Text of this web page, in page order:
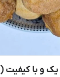
کیفیت (500 گرمی)